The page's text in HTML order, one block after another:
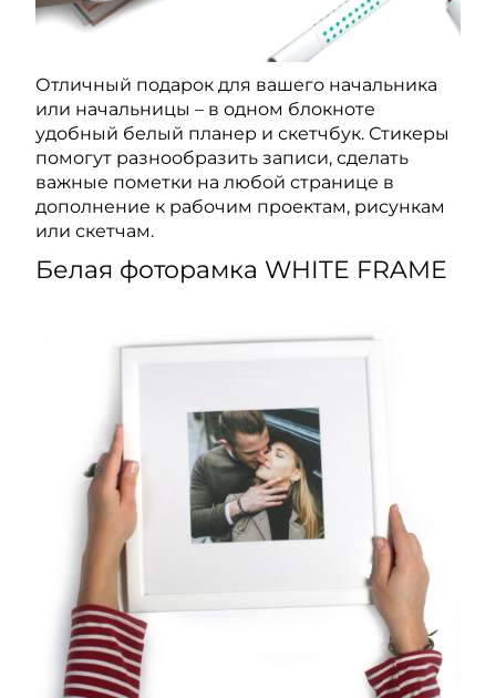
Отличный подарок для вашего начальника
или начальницы – в одном блокноте
удобный белый планер и скетчбук. Стикеры
помогут разнообразить записи, сделать
важные пометки на любой странице в
дополнение к рабочим проектам, рисункам
или скетчам.
Белая фоторамка WHITE FRAME